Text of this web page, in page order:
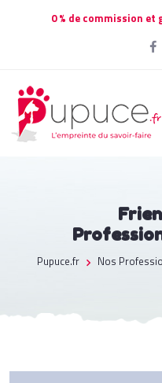
0 % de commission
Pupuce.fr Nos